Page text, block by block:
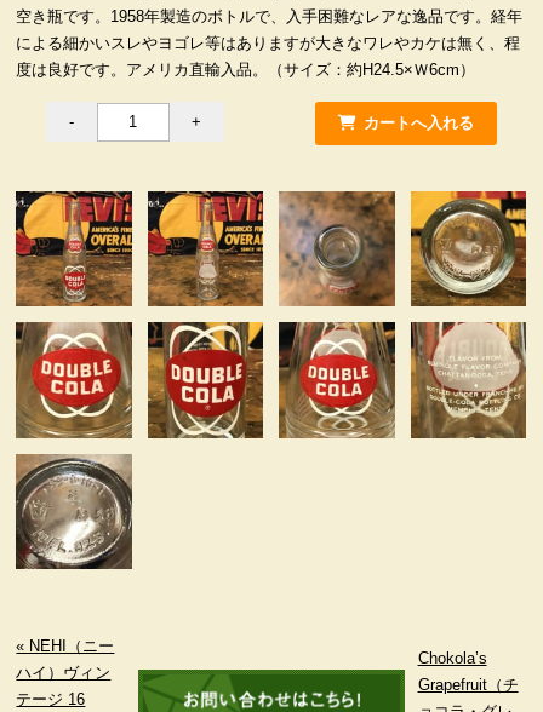
空き瓶です。1958年製造のボトルで、入手困難なレアな逸品です。経年
による細かいスレやヨゴレ等はありますが大きなワレやカケは無く、程
度は良好です。アメリカ直輸入品。（サイズ：約H24.5×Ｗ6cm）
« NEHI（ニー
ハイ）ヴィン
テージ 16
Chokola’s
Grapefruit（チ